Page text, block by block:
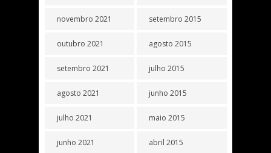
novembro 2021
outubro 2021
setembro 2021
agosto 2021
julho 2021
junho 2021
setembro 2015
agosto 2015
julho 2015
junho 2015
maio 2015
abril 2015